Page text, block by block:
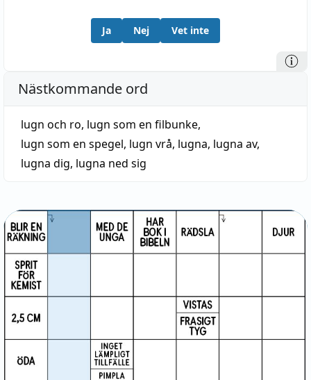
Ja Nej Vet inte
Nästkommande ord
lugn och ro, lugn som en filbunke,
lugn som en spegel, lugn vrå, lugna, lugna av,
lugna dig, lugna ned sig